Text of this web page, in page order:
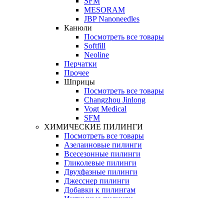
MESORAM
JBP Nanoneedles
Канюли
Посмотреть все товары
Softfill
Neoline
Перчатки
Прочее
Шприцы
Посмотреть все товары
Changzhou Jinlong
Vogt Medical
SFM
ХИМИЧЕСКИЕ ПИЛИНГИ
Посмотреть все товары
Азелаиновые пилинги
Всесезонные пилинги
Гликолевые пилинги
Двухфазные пилинги
Джесснер пилинги
Добавки к пилингам